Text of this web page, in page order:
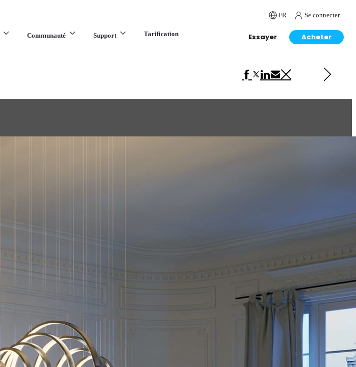
FR Se connecter
Communauté Support Tarification Essayer Acheter
Studio